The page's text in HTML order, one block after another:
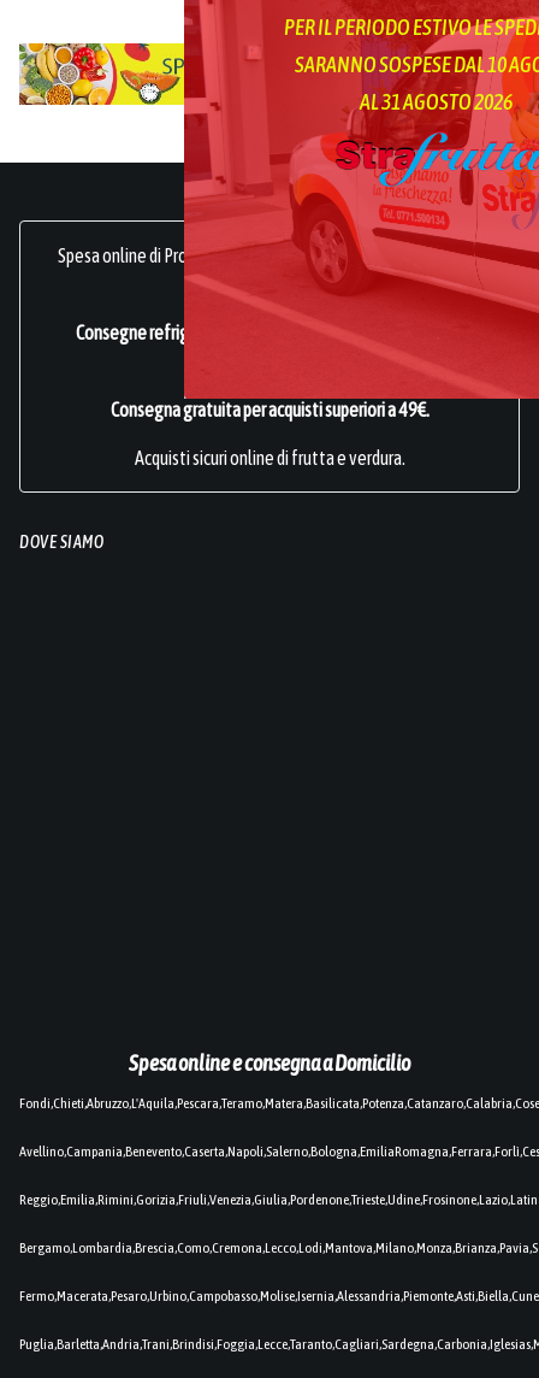
PER IL PERIODO ESTIVO LE
SARANNO SOSPESE DAL 10
AL 31 AGOSTO 2026
Spesa online di Prodotti Ortofrutticoli, sani, freschi e genuini.
frutta online.
Consegne refrigerate a domicilio in tutta Italia.
Azienda
Consegna gratuita per acquisti superiori a 49€.
Acquisti sicuri online di frutta e verdura.
DOVE SIAMO
Spesa online e consegna a Domicilio